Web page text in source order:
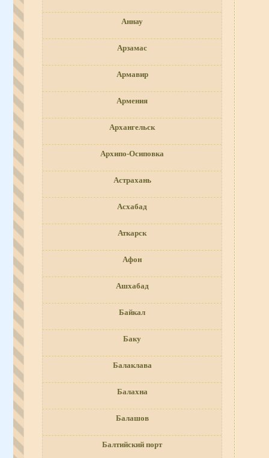
Аннау
Арзамас
Армавир
Армения
Архангельск
Архипо-Осиповка
Астрахань
Асхабад
Аткарск
Афон
Ашхабад
Байкал
Баку
Балаклава
Балахна
Балашов
Балтийский порт